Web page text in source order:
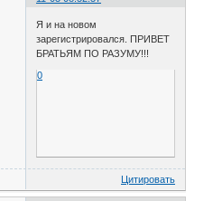
Я и на новом
зарегистрировался. ПРИВЕТ
БРАТЬЯМ ПО РАЗУМУ!!!
0
Цитировать